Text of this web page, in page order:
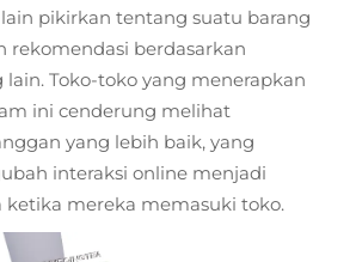
pikirkan tentang suatu barang
rekomendasi berdasarkan
Toko-toko yang menerapkan
ini cenderung melihat
yang lebih baik, yang
interaksi online menjadi
ketika mereka memasuki toko.